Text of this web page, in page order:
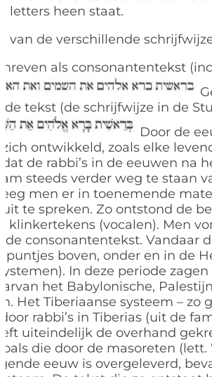
letters heen staat.
van de verschillende
als consonantentekst
tekst (de schrijfwijze in de
Door de
ontwikkeld, zoals elke
de rabbi’s in de eeuwen na
steeds verder weg te staan
men er in toenemende
te spreken. Zo ontstond de
klinkertekens (vocalen). Men
de consonantentekst. Vandaar
puntjes boven, onder en in de
In deze periode
het Babylonische,
Het Tiberiaanse systeem – zo
rabbi’s in Tiberias (uit de
uiteindelijk de overhand
die door de masoreten (lett.
eeuw is overgeleverd,